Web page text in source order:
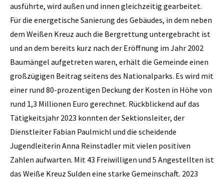
ausführte, wird außen und innen gleichzeitig gearbeitet.
Für die energetische Sanierung des Gebäudes, in dem neben
dem Weißen Kreuz auch die Bergrettung untergebracht ist
und an dem bereits kurz nach der Eröffnung im Jahr 2002
Baumängel aufgetreten waren, erhält die Gemeinde einen
großzügigen Beitrag seitens des Nationalparks. Es wird mit
einer rund 80-prozentigen Deckung der Kosten in Höhe von
rund 1,3 Millionen Euro gerechnet. Rückblickend auf das
Tätigkeitsjahr 2023 konnten der Sektionsleiter, der
Dienstleiter Fabian Paulmichl und die scheidende
Jugendleiterin Anna Reinstadler mit vielen positiven
Zahlen aufwarten. Mit 43 Freiwilligen und 5 Angestellten ist
das Weiße Kreuz Sulden eine starke Gemeinschaft. 2023